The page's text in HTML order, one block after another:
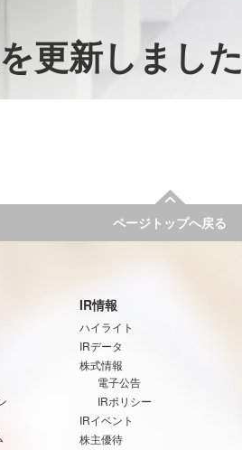
更新しました
ページトップへ戻る
IR情報
ハイライト
IRデータ
株式情報
電子公告
IRポリシー
IRイベント
株主優待